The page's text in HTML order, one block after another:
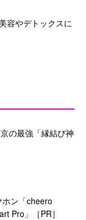
容やデトックスに
の最強「縁結び神
ン「cheero
Pro」［PR］